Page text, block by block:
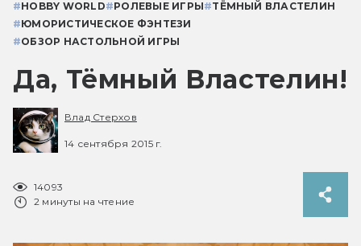
#HOBBY WORLD#РОЛЕВЫЕ ИГРЫ#ТЁМНЫЙ ВЛАСТЕЛИН
#ЮМОРИСТИЧЕСКОЕ ФЭНТЕЗИ
#ОБЗОР НАСТОЛЬНОЙ ИГРЫ
Да, Тёмный Властелин!
Влад Стерхов
14 сентября 2015 г.
14093
2 минуты на чтение